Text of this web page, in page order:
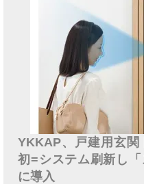
YKKAP、戸建用玄
初=システム刷新し
に導入